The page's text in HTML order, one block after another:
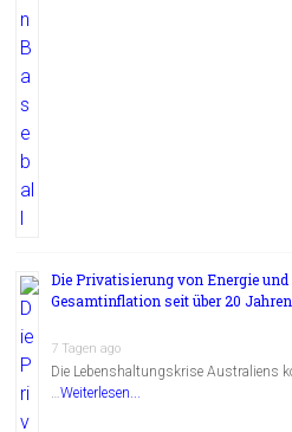
Die Privatisierung von Energie
Gesamtinflation seit über 20
7 Tagen ago
Die Lebenshaltungskrise Australiens
…Weiterlesen...